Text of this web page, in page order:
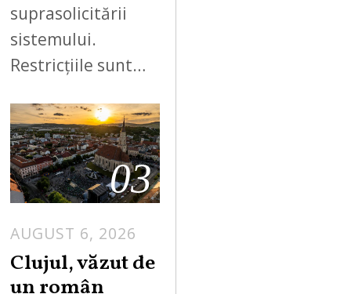
suprasolicitării
sistemului.
Restricțiile sunt…
03
AUGUST 6, 2026
Clujul, văzut de